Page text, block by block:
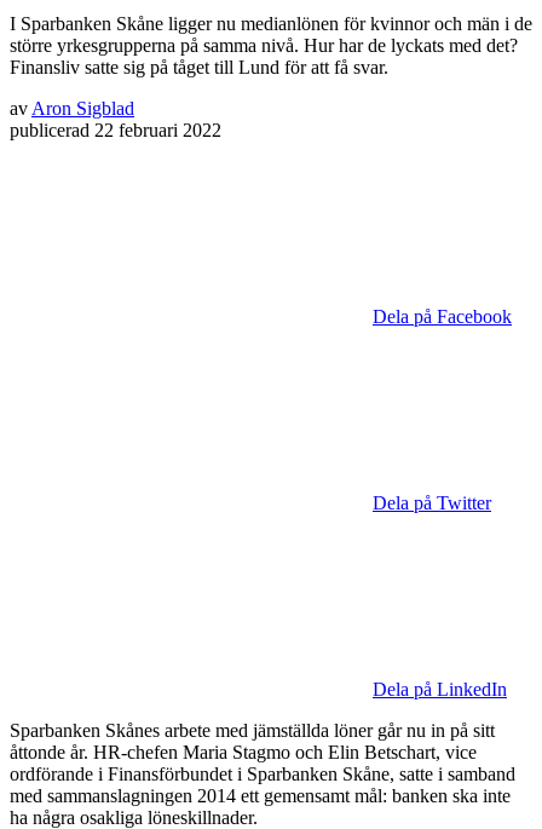
I Sparbanken Skåne ligger nu medianlönen för kvinnor och män i de
större ­yrkesgrupperna på samma nivå. Hur har de lyckats med det?
Finansliv satte sig på tåget till Lund för att få svar.
av Aron Sigblad
publicerad 22 februari 2022
Dela på Facebook
Dela på Twitter
Dela på LinkedIn
Sparbanken Skånes arbete med jämställda löner går nu in på sitt
åttonde år. HR-chefen Maria Stagmo och Elin Betschart, vice
ordförande i Finansförbundet i Sparbanken Skåne, satte i samband
med sammanslagningen 2014 ett gemensamt mål: banken ska inte
ha några osakliga löneskillnader.